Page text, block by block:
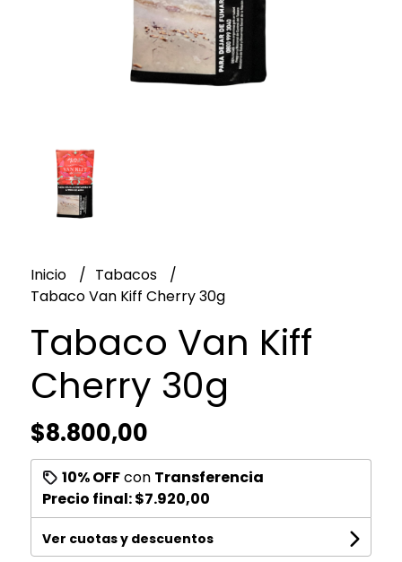
Inicio
Tabacos
Tabaco Van Kiff Cherry 30g
Tabaco Van Kiff
Cherry 30g
$8.800,00
10% OFFcon Transferencia
Precio final:$7.920,00
Ver cuotas y descuentos